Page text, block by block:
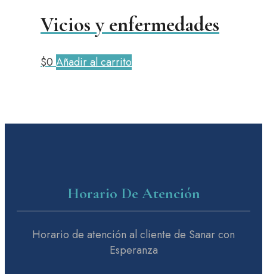
Vicios y enfermedades
$0 Añadir al carrito
Horario De Atención
Horario de atención al cliente de Sanar con
Esperanza